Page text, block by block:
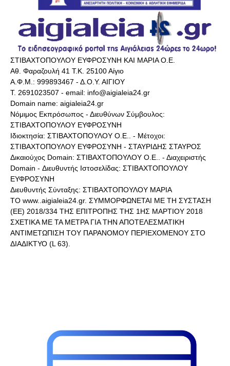
ΣΤΙΒΑΧΤΟΠΟΥΛΟΥ ΕΥΦΡΟΣΥΝΗ ΚΑΙ ΜΑΡΙΑ Ο.Ε.
Αθ. Φαραζουλή 41 Τ.Κ. 25100 Αίγιο
Α.Φ.Μ.: 999893467 - Δ.Ο.Υ. ΑΙΓΙΟΥ
Τ. 2691023507 - email: info@aigialeia24.gr
Domain name: aigialeia24.gr
Νόμιμος Εκπρόσωπος - Διευθύνων Σύμβουλος:
ΣΤΙΒΑΧΤΟΠΟΥΛΟΥ ΕΥΦΡΟΣΥΝΗ
Ιδιοκτησία: ΣΤΙΒΑΧΤΟΠΟΥΛΟΥ Ο.Ε.. - Μέτοχοι:
ΣΤΙΒΑΧΤΟΠΟΥΛΟΥ ΕΥΦΡΟΣΥΝΗ - ΣΤΑΥΡΙΔΗΣ ΣΤΑΥΡΟΣ
Δικαιούχος Domain: ΣΤΙΒΑΧΤΟΠΟΥΛΟΥ Ο.Ε.. - Διαχειριστής
Domain - Διευθυντής Ιστοσελίδας: ΣΤΙΒΑΧΤΟΠΟΥΛΟΥ
ΕΥΦΡΟΣΥΝΗ
Διευθυντής Σύνταξης: ΣΤΙΒΑΧΤΟΠΟΥΛΟΥ ΜΑΡΙΑ
ΤΟ www..aigialeia24.gr. ΣΥΜΜΟΡΦΩΝΕΤΑΙ ΜΕ ΤΗ ΣΥΣΤΑΣΗ
(ΕΕ) 2018/334 ΤΗΣ ΕΠΙΤΡΟΠΗΣ ΤΗΣ 1ΗΣ ΜΑΡΤΙΟΥ 2018
ΣΧΕΤΙΚΑ ΜΕ ΤΑ ΜΕΤΡΑ ΓΙΑ ΤΗΝ ΑΠΟΤΕΛΕΣΜΑΤΙΚΗ
ΑΝΤΙΜΕΤΩΠΙΣΗ ΤΟΥ ΠΑΡΑΝΟΜΟΥ ΠΕΡΙΕΧΟΜΕΝΟΥ ΣΤΟ
ΔΙΑΔΙΚΤΥΟ (L 63).